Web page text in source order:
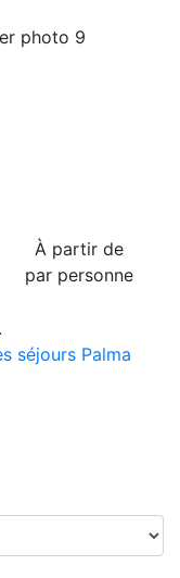
À partir de
par personne
séjours Palma